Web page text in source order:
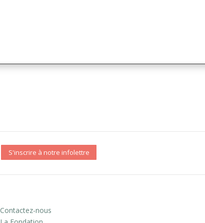
S'inscrire à notre infolettre
Contactez-nous